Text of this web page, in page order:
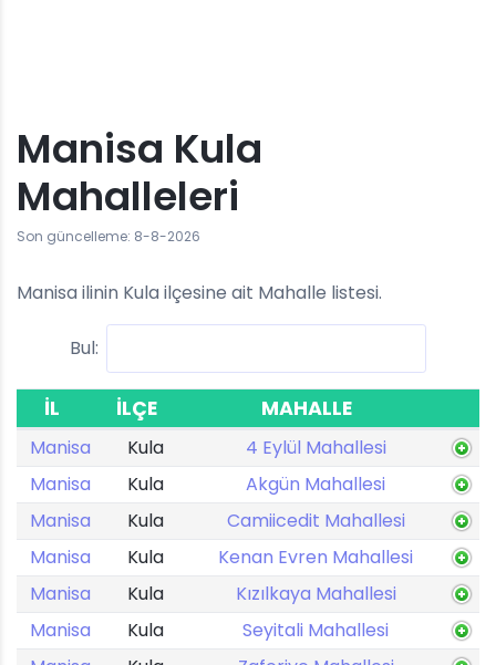
Manisa Kula
Mahalleleri
Son güncelleme: 8-8-2026
Manisa ilinin Kula ilçesine ait Mahalle listesi.
Bul:
İL İLÇE MAHALLE
Manisa Kula
4 Eylül Mahallesi
Manisa
Kula
Akgün Mahallesi
Manisa
Kula
Camiicedit Mahallesi
Manisa
Kula
Kenan Evren Mahallesi
Manisa
Kula
Kızılkaya Mahallesi
Manisa
Kula
Seyitali Mahallesi